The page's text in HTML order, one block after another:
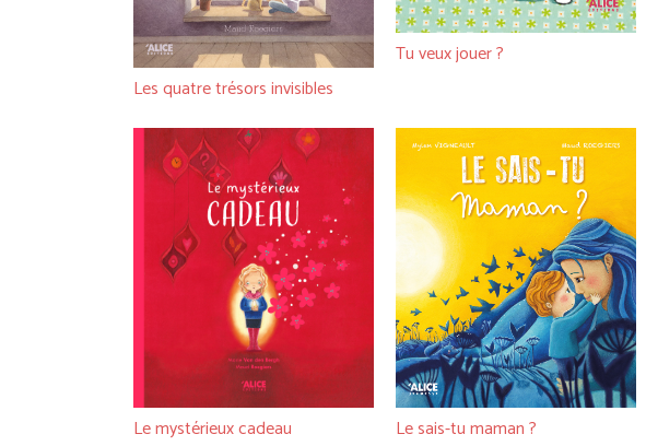
Les quatre trésors invisibles
Tu veux jouer ?
Le mystérieux cadeau Le sais-tu maman ?